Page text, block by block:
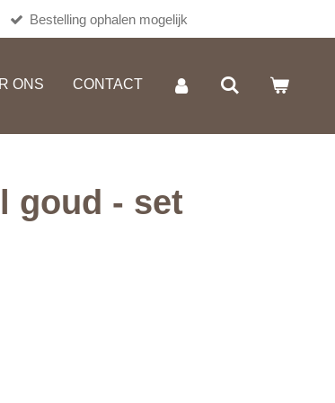
Bestelling ophalen mogelijk
ONS CONTACT
goud - set